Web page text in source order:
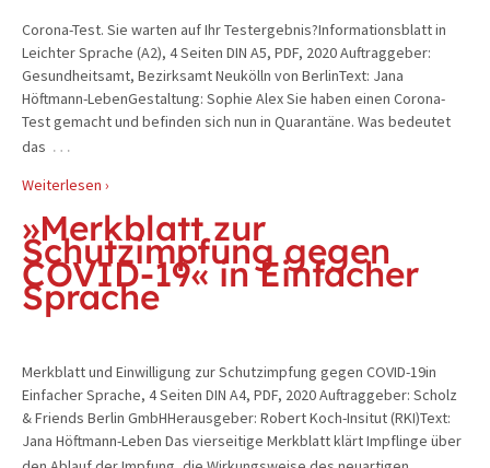
Corona-Test. Sie warten auf Ihr Testergebnis?Informationsblatt in
Leichter Sprache (A2), 4 Seiten DIN A5, PDF, 2020 Auftraggeber:
Gesundheitsamt, Bezirksamt Neukölln von BerlinText: Jana
Höftmann-LebenGestaltung: Sophie Alex Sie haben einen Corona-
Test gemacht und befinden sich nun in Quarantäne. Was bedeutet
das …
Weiterlesen ›
»Merkblatt zur
Schutzimpfung gegen
COVID-19« in Einfacher
Sprache
Merkblatt und Einwilligung zur Schutzimpfung gegen COVID-19in
Einfacher Sprache, 4 Seiten DIN A4, PDF, 2020 Auftraggeber: Scholz
& Friends Berlin GmbHHerausgeber: Robert Koch-Insitut (RKI)Text:
Jana Höftmann-Leben Das vierseitige Merkblatt klärt Impflinge über